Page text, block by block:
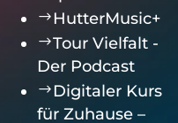
$ HutterMusic+
$Tour Vielfalt -
Der Podcast
$Digitaler Kurs
für Zuhause –